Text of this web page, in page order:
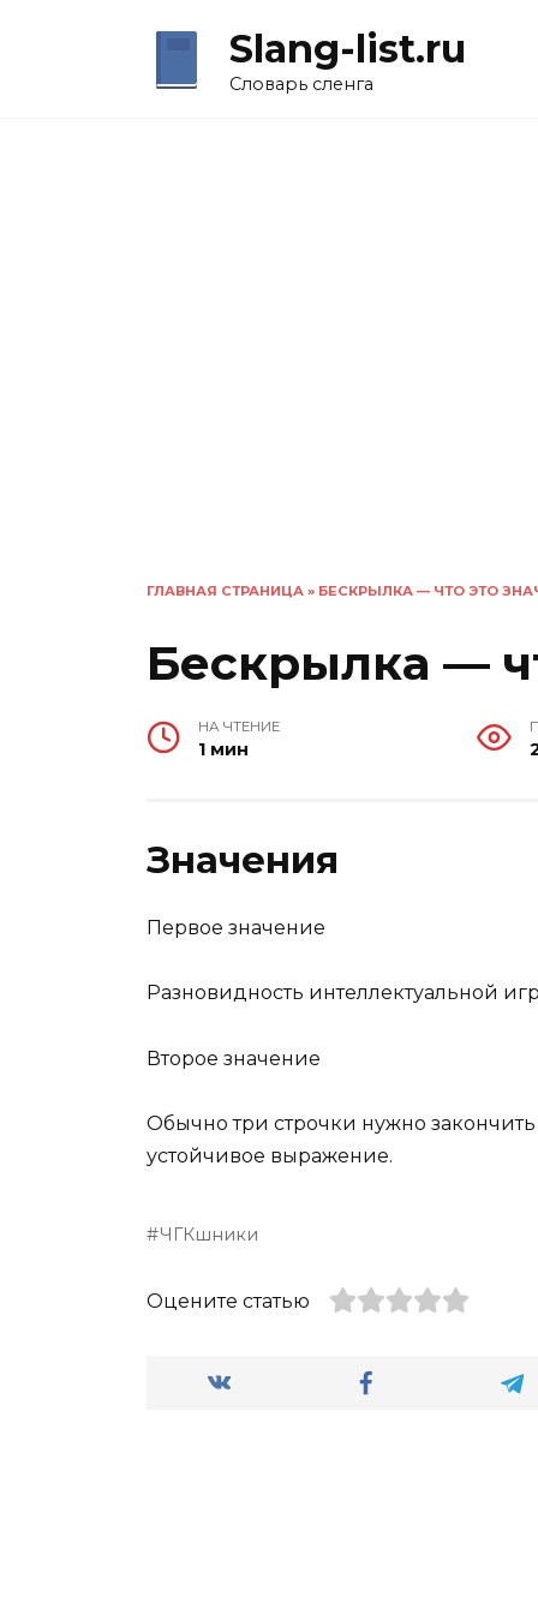
Slang-list.ru
Словарь сленга
ГЛАВНАЯ СТРАНИЦА » БЕСКРЫЛКА — ЧТО ЭТО
Бескрылка —
НА ЧТЕНИЕ
1 мин
Значения
Первое значение
Разновидность интеллектуальной
Второе значение
Обычно три строчки нужно
устойчивое выражение.
ЧГКшники
Оцените статью